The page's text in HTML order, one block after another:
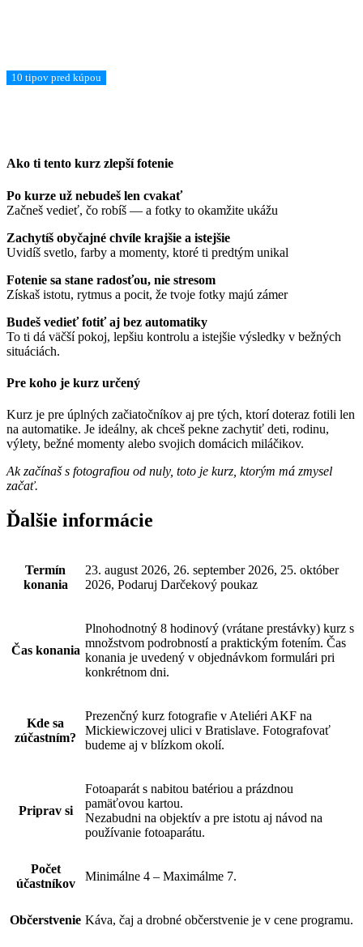
10 tipov pred kúpou
Ako ti tento kurz zlepší fotenie
Po kurze už nebudeš len cvakať
Začneš vedieť, čo robíš — a fotky to okamžite ukážu
Zachytíš obyčajné chvíle krajšie a istejšie
Uvidíš svetlo, farby a momenty, ktoré ti predtým unikal
Fotenie sa stane radosťou, nie stresom
Získaš istotu, rytmus a pocit, že tvoje fotky majú zámer
Budeš vedieť fotiť aj bez automatiky
To ti dá väčší pokoj, lepšiu kontrolu a istejšie výsledky v bežných
situáciách.
Pre koho je kurz určený
Kurz je pre úplných začiatočníkov aj pre tých, ktorí doteraz fotili len
na automatike. Je ideálny, ak chceš pekne zachytiť deti, rodinu,
výlety, bežné momenty alebo svojich domácich miláčikov.
Ak začínaš s fotografiou od nuly, toto je kurz, ktorým má zmysel
začať.
Ďalšie informácie
Termín
konania
23. august 2026, 26. september 2026, 25. október
2026, Podaruj Darčekový poukaz
Čas konania
Plnohodnotný 8 hodinový (vrátane prestávky) kurz s
množstvom podrobností a praktickým fotením. Čas
konania je uvedený v objednávkom formulári pri
konkrétnom dni.
Kde sa
zúčastním?
Prezenčný kurz fotografie v Ateliéri AKF na
Mickiewiczovej ulici v Bratislave. Fotografovať
budeme aj v blízkom okolí.
Priprav si
Fotoaparát s nabitou batériou a prázdnou
pamäťovou kartou.
Nezabudni na objektív a pre istotu aj návod na
používanie fotoaparátu.
Počet
účastníkov
Minimálne 4 – Maximálme 7.
Občerstvenie Káva, čaj a drobné občerstvenie je v cene programu.